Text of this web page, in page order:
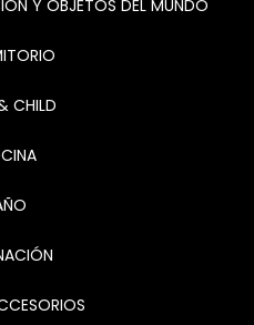
Y OBJETOS DEL MUNDO
CHILD